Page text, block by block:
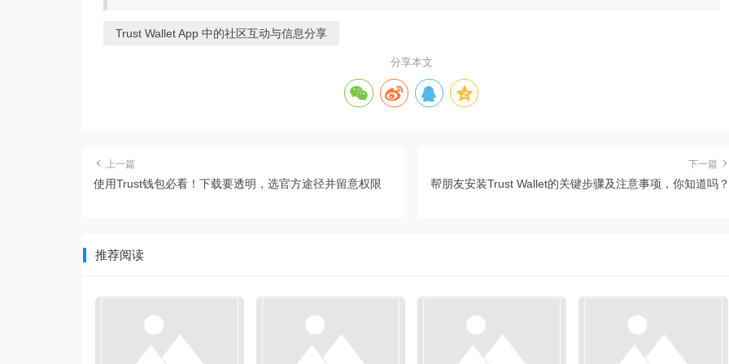
Trust Wallet App 中的社区互动与信息分享
分享本文
上一篇
使用Trust钱包必看！下载要透明，选官方途径并留意权限
下一篇
帮朋友安装Trust Wallet的关键步骤及注意事项，你知道吗？
推荐阅读